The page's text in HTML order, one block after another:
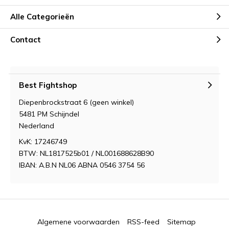
Alle Categorieën
Contact
Best Fightshop
Diepenbrockstraat 6 (geen winkel)
5481 PM Schijndel
Nederland
KvK: 17246749
BTW: NL1817525b01 / NL001688628B90
IBAN: A.B.N NL06 ABNA 0546 3754 56
Algemene voorwaarden RSS-feed Sitemap